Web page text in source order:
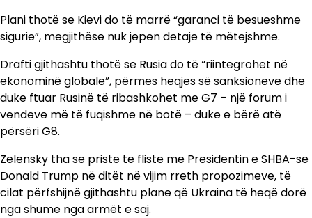
Plani thotë se Kievi do të marrë “garanci të besueshme
sigurie”, megjithëse nuk jepen detaje të mëtejshme.
Drafti gjithashtu thotë se Rusia do të “riintegrohet në
ekonominë globale”, përmes heqjes së sanksioneve dhe
duke ftuar Rusinë të ribashkohet me G7 – një forum i
vendeve më të fuqishme në botë – duke e bërë atë
përsëri G8.
Zelensky tha se priste të fliste me Presidentin e SHBA-së
Donald Trump në ditët në vijim rreth propozimeve, të
cilat përfshijnë gjithashtu plane që Ukraina të heqë dorë
nga shumë nga armët e saj.